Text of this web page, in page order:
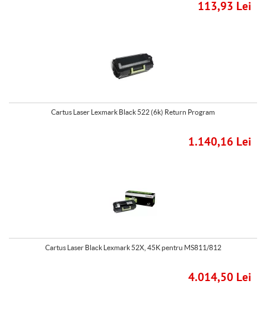
113,93 Lei
Cartus Laser Lexmark Black 522 (6k) Return Program
1.140,16 Lei
Cartus Laser Black Lexmark 52X, 45K pentru MS811/812
4.014,50 Lei